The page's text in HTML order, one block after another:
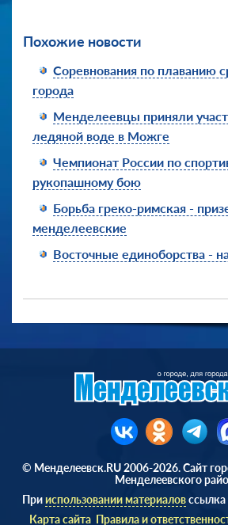
Похожие новости
Соревнования по плаванию
города
Менделеевцы приняли
ледяной воде в Можге
Чемпионат России по
рукопашному бою
Борьба греко-римская -
менделеевские
Восточные единоборства -
© Менделеевск.RU 2006-2026. Сайт
Менделеевского
Прииспользовании материаловссылка
Карта сайта Правила и